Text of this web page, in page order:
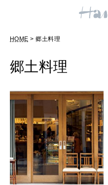
10
ど
明日
[12星座別]
HOME > 郷土料理
郷土料理